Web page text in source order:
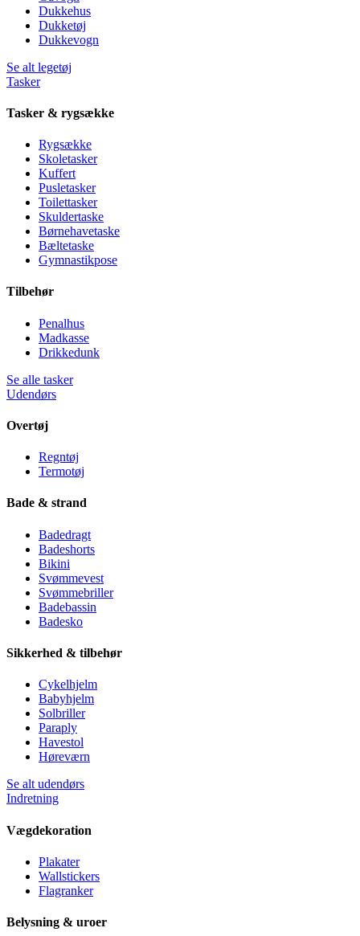
Dukkehus
Dukketøj
Dukkevogn
Se alt legetøj
Tasker
Tasker & rygsække
Rygsække
Skoletasker
Kuffert
Pusletasker
Toilettasker
Skuldertaske
Børnehavetaske
Bæltetaske
Gymnastikpose
Tilbehør
Penalhus
Madkasse
Drikkedunk
Se alle tasker
Udendørs
Overtøj
Regntøj
Termotøj
Bade & strand
Badedragt
Badeshorts
Bikini
Svømmevest
Svømmebriller
Badebassin
Badesko
Sikkerhed & tilbehør
Cykelhjelm
Babyhjelm
Solbriller
Paraply
Havestol
Høreværn
Se alt udendørs
Indretning
Vægdekoration
Plakater
Wallstickers
Flagranker
Belysning & uroer